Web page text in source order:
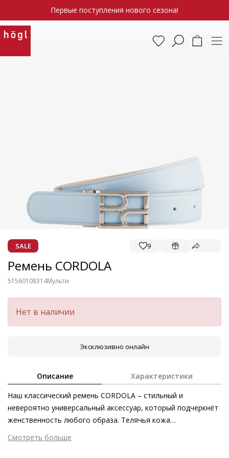
Первые поступления нового сезона!
SALE 9
Ремень CORDOLA
51560108314Мульти
Нет в наличии
Эксклюзивно онлайн
Описание Характеристики
Наш классический ремень CORDOLA – стильный и
невероятно универсальный аксессуар, который подчеркнёт
женственность любого образа. Телячья кожа
премиального качества мягка и тактильно приятна.
Благодаря сочетанию цветов этот аксессуар станет
Смотреть больше